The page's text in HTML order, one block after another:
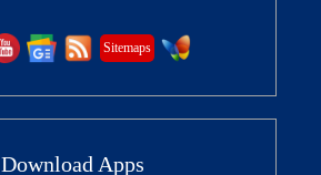
Sitemaps
Download Apps